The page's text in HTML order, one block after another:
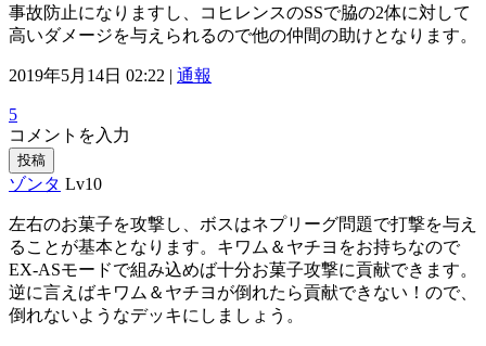
事故防止になりますし、コヒレンスのSSで脇の2体に対して
高いダメージを与えられるので他の仲間の助けとなります。
2019年5月14日 02:22 | 通報
5
コメントを入力
投稿
ゾンタ Lv10
左右のお菓子を攻撃し、ボスはネプリーグ問題で打撃を与え
ることが基本となります。キワム＆ヤチヨをお持ちなので
EX-ASモードで組み込めば十分お菓子攻撃に貢献できます。
逆に言えばキワム＆ヤチヨが倒れたら貢献できない！ので、
倒れないようなデッキにしましょう。